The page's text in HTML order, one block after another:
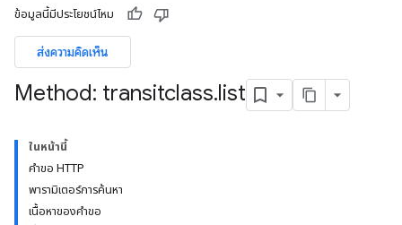
ข้อมูลนี้มีประโยชน์ไหม
ส่งความคิดเห็น
Method: transitclass.list
ในหน้านี้
คำขอ HTTP
พารามิเตอร์การค้นหา
เนื้อหาของคำขอ